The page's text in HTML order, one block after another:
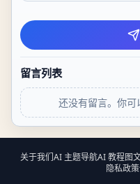
留言列表
还没有留言。你可
关于我们AI 主题导航AI 教程图
隐私政策